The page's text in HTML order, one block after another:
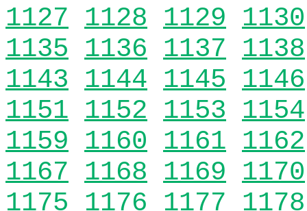
1127 1128 1129 1130
1135 1136 1137 1138
1143 1144 1145 1146
1151 1152 1153 1154
1159 1160 1161 1162
1167 1168 1169 1170
1175 1176 1177 1178